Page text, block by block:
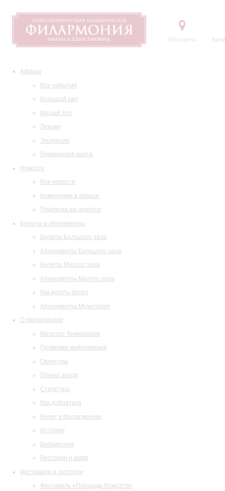
Контакты
Афиша
Все события
Большой зал
Малый зал
Лекции
Экскурсии
Пушкинская карта
Новости
Все новости
Изменения в афише
Подписка на новости
Билеты и абонементы
Билеты Большого зала
Абонементы Большого зала
Билеты Малого зала
Абонементы Малого зала
Как купить билет
Абонементы Музитория
О филармонии
Маэстро Темирканов
Правовая информация
Оркестры
Планы залов
Структура
Как добраться
Визит в филармонию
История
Библиотека
Ресторан и кафе
Фестивали и гастроли
Фестиваль «Площадь Искусств»